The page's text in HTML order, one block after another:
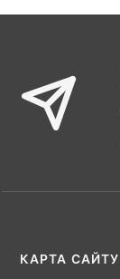
КАРТА САЙТУ